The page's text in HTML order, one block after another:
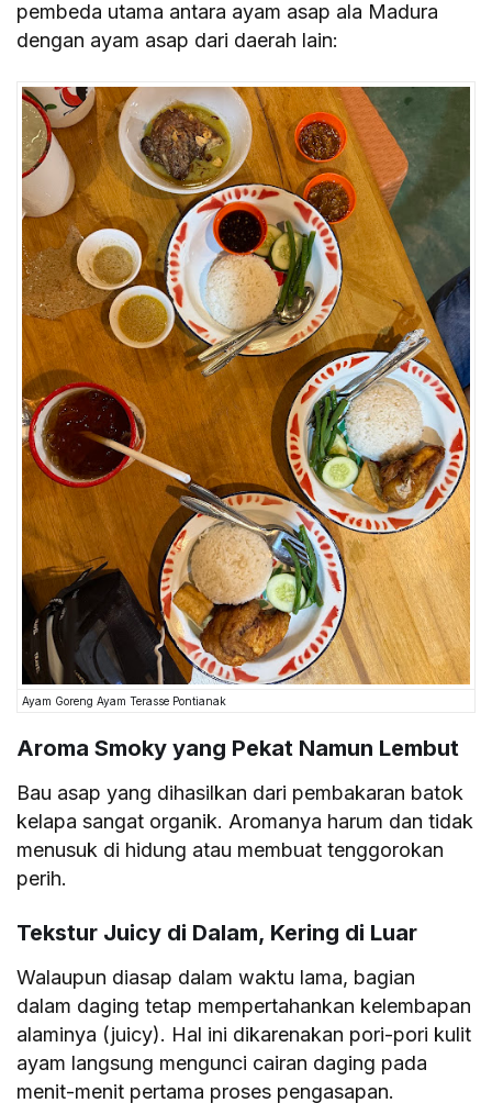
pembeda utama antara ayam asap ala Madura
dengan ayam asap dari daerah lain:
Ayam Goreng Ayam Terasse Pontianak
Aroma Smoky yang Pekat Namun Lembut
Bau asap yang dihasilkan dari pembakaran batok
kelapa sangat organik. Aromanya harum dan tidak
menusuk di hidung atau membuat tenggorokan
perih.
Tekstur Juicy di Dalam, Kering di Luar
Walaupun diasap dalam waktu lama, bagian
dalam daging tetap mempertahankan kelembapan
alaminya (juicy). Hal ini dikarenakan pori-pori kulit
ayam langsung mengunci cairan daging pada
menit-menit pertama proses pengasapan.